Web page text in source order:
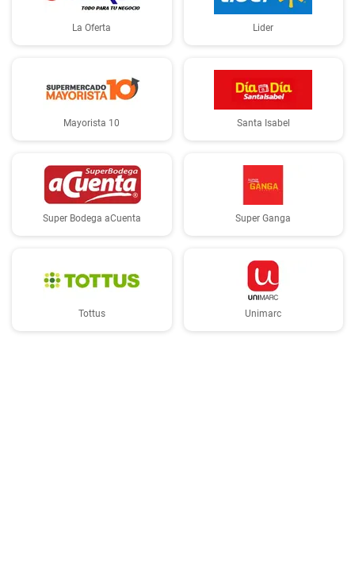
La Oferta Lider
Mayorista 10 Santa Isabel
Super Bodega aCuenta Super Ganga
Tottus Unimarc